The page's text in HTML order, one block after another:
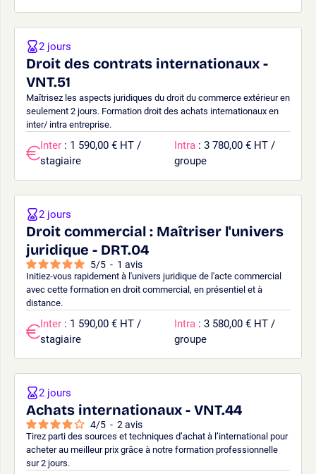
Droit des contrats internationaux -
VNT.51
Maîtrisez les aspects juridiques du droit du commerce extérieur en
seulement 2 jours. Formation droit des achats internationaux en
inter/ intra entreprise.
2 jours
Inter : 1 590,00 € HT /
stagiaire
Intra : 3 780,00 € HT /
groupe
Droit commercial : Maîtriser l'univers
juridique - DRT.04
5/5 - 1 avis
Initiez-vous rapidement à l'univers juridique de l'acte commercial
avec cette formation en droit commercial, en présentiel et à
distance.
2 jours
Inter : 1 590,00 € HT /
stagiaire
Intra : 3 580,00 € HT /
groupe
Achats internationaux - VNT.44
4/5 - 2 avis
Tirez parti des sources et techniques d’achat à l’international pour
acheter au meilleur prix grâce à notre formation professionnelle
sur 2 jours.
2 jours